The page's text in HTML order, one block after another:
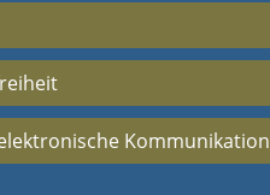
Kommunikation